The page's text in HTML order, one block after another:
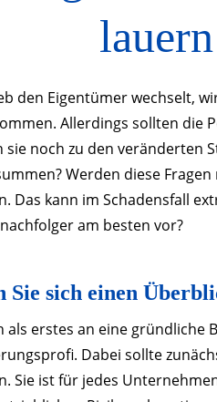
den Eigentümer wechselt,
Allerdings sollten die
sie noch zu den veränderten
Werden diese
Das kann im Schadensfall
am besten vor?
Sie sich einen
als erstes an eine
Dabei sollte
Sie ist für jedes